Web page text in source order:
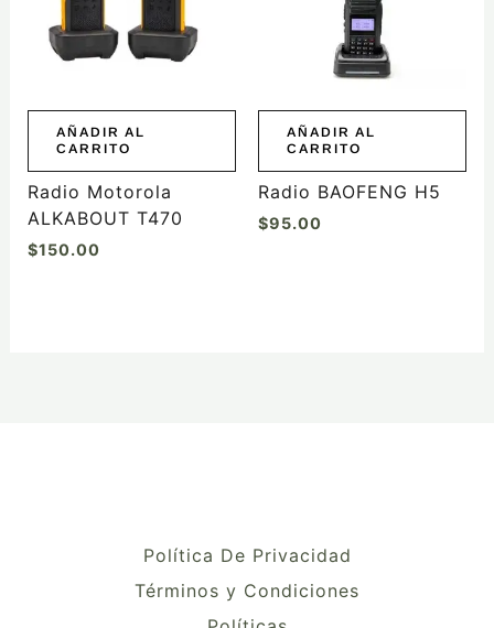
AÑADIR AL
CARRITO
Radio Motorola
ALKABOUT T470
$150.00
AÑADIR AL
CARRITO
Radio BAOFENG H5
$95.00
Política De Privacidad
Términos y Condiciones